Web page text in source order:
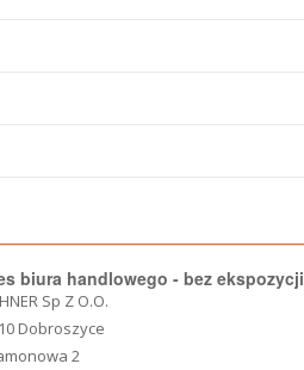
biura handlowego - bez ekspozycji
Sp Z O.O.
Dobroszyce
2